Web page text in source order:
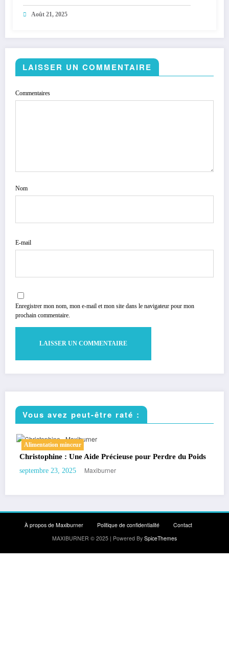
Août 21, 2025
LAISSER UN COMMENTAIRE
Commentaires
Nom
E-mail
Enregistrer mon nom, mon e-mail et mon site dans le navigateur pour mon
prochain commentaire.
Vous avez peut-être raté :
pour Perdre du Poids Gym Suédoise : 15
À propos de Maxiburner Politique de confidentialité
Contact
MAXIBURNER © 2025 | Powered By SpiceThemes